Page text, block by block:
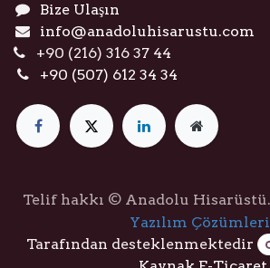
Bize Ulaşın
info@anadoluhisarustu.com
+90 (216) 316 37 44
+90 (507) 612 34 34
Telif hakkı © Anadolu
Yazılım Çözümleri
Tarafından desteklenmektedir